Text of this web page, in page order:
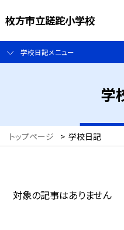
枚方市立蹉跎小学校
学校日記メニュー
学
トップページ > 学校日記
対象の記事はありません